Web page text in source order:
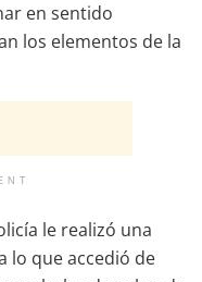
en sentido
los elementos de la
le realizó una
lo que accedió de